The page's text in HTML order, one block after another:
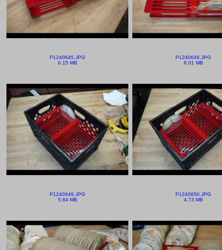
P1240645.JPG
6.15 MB
P1240646.JPG
6.01 MB
P1240649.JPG
5.84 MB
P1240650.JPG
4.73 MB